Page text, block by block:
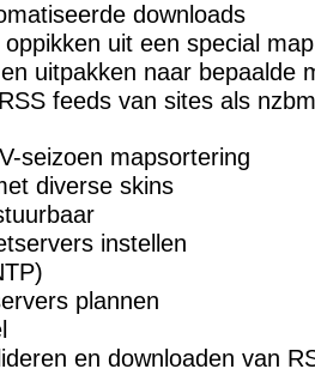
downloads
uit een special map
uitpakken naar bepaalde
feeds van sites als
seizoen mapsortering
diverse skins
instellen
plannen
en downloaden van